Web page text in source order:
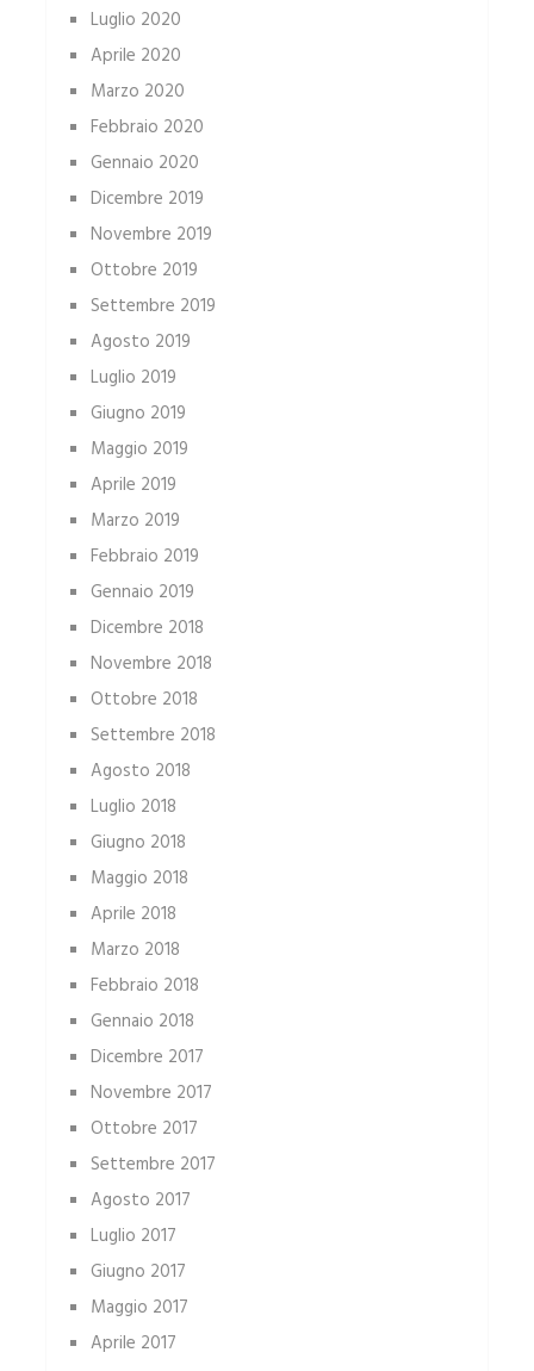
Luglio 2020
Aprile 2020
Marzo 2020
Febbraio 2020
Gennaio 2020
Dicembre 2019
Novembre 2019
Ottobre 2019
Settembre 2019
Agosto 2019
Luglio 2019
Giugno 2019
Maggio 2019
Aprile 2019
Marzo 2019
Febbraio 2019
Gennaio 2019
Dicembre 2018
Novembre 2018
Ottobre 2018
Settembre 2018
Agosto 2018
Luglio 2018
Giugno 2018
Maggio 2018
Aprile 2018
Marzo 2018
Febbraio 2018
Gennaio 2018
Dicembre 2017
Novembre 2017
Ottobre 2017
Settembre 2017
Agosto 2017
Luglio 2017
Giugno 2017
Maggio 2017
Aprile 2017